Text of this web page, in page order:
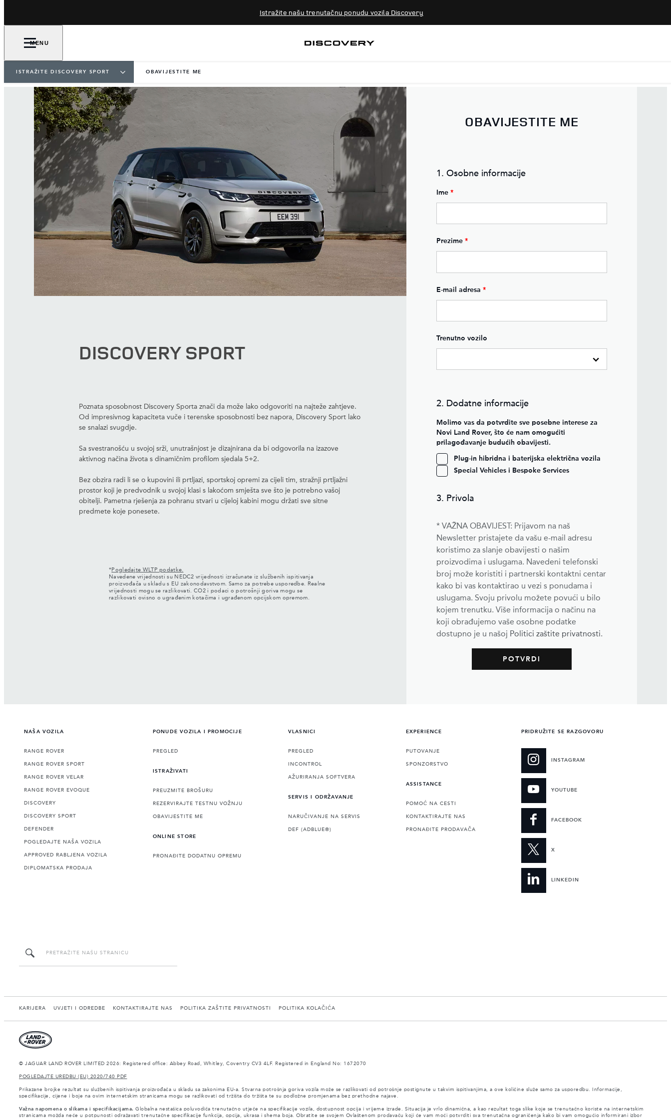
Istražite našu trenutačnu ponudu vozila Discovery
MENU
ISTRAŽITE DISCOVERY SPORT OBAVIJESTITE ME
DISCOVERY SPORT
Poznata sposobnost Discovery Sporta znači da može lako odgovoriti na najteže zahtjeve.
Od impresivnog kapaciteta vuče i terenske sposobnosti bez napora, Discovery Sport lako
se snalazi svugdje.
Sa svestranošću u svojoj srži, unutrašnjost je dizajnirana da bi odgovorila na izazove
aktivnog načina života s dinamičnim profilom sjedala 5+2.
Bez obzira radi li se o kupovini ili prtljazi, sportskoj opremi za cijeli tim, stražnji prtljažni
prostor koji je predvodnik u svojoj klasi s lakoćom smješta sve što je potrebno vašoj
obitelji. Pametna rješenja za pohranu stvari u cijeloj kabini mogu držati sve sitne
predmete koje ponesete.
*Pogledajte WLTP podatke.
Navedene vrijednosti su NEDC2 vrijednosti izračunate iz službenih ispitivanja
proizvođača u skladu s EU zakonodavstvom. Samo za potrebe usporedbe. Realne
vrijednosti mogu se razlikovati. CO2 i podaci o potrošnji goriva mogu se
razlikovati ovisno o ugrađenim kotačima i ugrađenom opcijskom opremom.
OBAVIJESTITE ME
1. Osobne informacije
Ime *
Prezime *
E-mail adresa *
Trenutno vozilo
2. Dodatne informacije
Molimo vas da potvrdite sve posebne interese za
Novi Land Rover, što će nam omogućiti
prilagođavanje budućih obavijesti.
Plug-in hibridna i baterijska električna vozila
Special Vehicles i Bespoke Services
3. Privola
* VAŽNA OBAVIJEST: Prijavom na naš
Newsletter pristajete da vašu e-mail adresu
koristimo za slanje obavijesti o našim
proizvodima i uslugama. Navedeni telefonski
broj može koristiti i partnerski kontaktni centar
kako bi vas kontaktirao u vezi s ponudama i
uslugama. Svoju privolu možete povući u bilo
kojem trenutku. Više informacija o načinu na
koji obrađujemo vaše osobne podatke
dostupno je u našoj Politici zaštite privatnosti.
NAŠA VOZILA
RANGE ROVER
RANGE ROVER SPORT
RANGE ROVER VELAR
RANGE ROVER EVOQUE
DISCOVERY
DISCOVERY SPORT
DEFENDER
POGLEDAJTE NAŠA VOZILA
APPROVED RABLJENA VOZILA
DIPLOMATSKA PRODAJA
PONUDE VOZILA I PROMOCIJE
PREGLED
ISTRAŽIVATI
PREUZMITE BROŠURU
REZERVIRAJTE TESTNU VOŽNJU
OBAVIJESTITE ME
ONLINE STORE
PRONAĐITE DODATNU OPREMU
VLASNICI
PREGLED
INCONTROL
AŽURIRANJA SOFTVERA
SERVIS I ODRŽAVANJE
NARUČIVANJE NA SERVIS
DEF (ADBLUE®)
EXPERIENCE
PUTOVANJE
SPONZORSTVO
ASSISTANCE
POMOĆ NA CESTI
KONTAKTIRAJTE NAS
PRONAĐITE PRODAVAČA
PRIDRUŽITE SE RAZGOVORU
INSTAGRAM
YOUTUBE
FACEBOOK
X
LINKEDIN
KARIJERA UVJETI I ODREDBE KONTAKTIRAJTE NAS POLITIKA ZAŠTITE PRIVATNOSTI POLITIKA KOLAČIĆA
© JAGUAR LAND ROVER LIMITED 2026: Registered office: Abbey Road, Whitley, Coventry CV3 4LF. Registered in England No: 1672070
POGLEDAJTE UREDBU (EU) 2020/740 PDF
Prikazane brojke rezultat su službenih ispitivanja proizvođača u skladu sa zakonima EU-a. Stvarna potrošnja goriva vozila može se razlikovati od potrošnje postignute u takvim ispitivanjima, a ove količine služe samo za usporedbu. Informacije,
specifikacije, cijene i boje na ovim internetskim stranicama mogu se razlikovati od tržišta do tržišta te su podložne promjenama bez prethodne najave.
Važna napomena o slikama i specifikacijama. Globalna nestašica poluvodiča trenutačno utječe na specifikacije vozila, dostupnost opcija i vrijeme izrade. Situacija je vrlo dinamična, a kao rezultat toga slike koje se trenutačno koriste na internetskim
stranicama možda neće u potpunosti odražavati trenutačne specifikacije funkcija, opcija, ukrasa i shema boja. Obratite se svojem Ovlaštenom prodavaču koji će vam moći potvrditi sva trenutačna ograničenja kako bi vam omogućio informirani izbor